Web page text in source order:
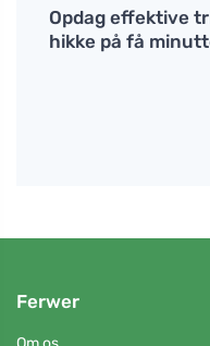
Opdag effektive
hikke på få
Ferwer